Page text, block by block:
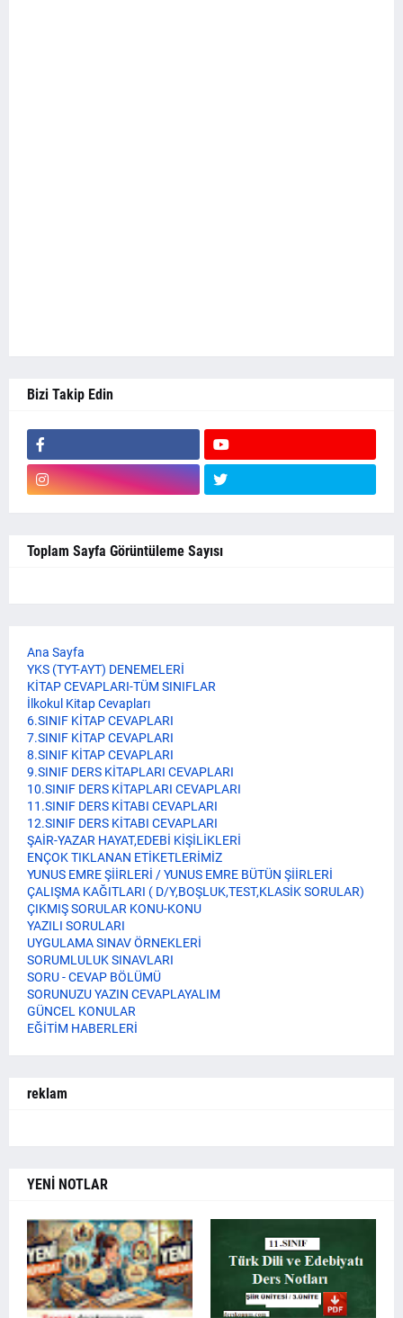
Bizi Takip Edin
Toplam Sayfa Görüntüleme Sayısı
Ana Sayfa
YKS (TYT-AYT) DENEMELERİ
KİTAP CEVAPLARI-TÜM SINIFLAR
İlkokul Kitap Cevapları
6.SINIF KİTAP CEVAPLARI
7.SINIF KİTAP CEVAPLARI
8.SINIF KİTAP CEVAPLARI
9.SINIF DERS KİTAPLARI CEVAPLARI
10.SINIF DERS KİTAPLARI CEVAPLARI
11.SINIF DERS KİTABI CEVAPLARI
12.SINIF DERS KİTABI CEVAPLARI
ŞAİR-YAZAR HAYAT,EDEBİ KİŞİLİKLERİ
ENÇOK TIKLANAN ETİKETLERİMİZ
YUNUS EMRE ŞİİRLERİ / YUNUS EMRE BÜTÜN ŞİİRLERİ
ÇALIŞMA KAĞITLARI ( D/Y,BOŞLUK,TEST,KLASİK SORULAR)
ÇIKMIŞ SORULAR KONU-KONU
YAZILI SORULARI
UYGULAMA SINAV ÖRNEKLERİ
SORUMLULUK SINAVLARI
SORU - CEVAP BÖLÜMÜ
SORUNUZU YAZIN CEVAPLAYALIM
GÜNCEL KONULAR
EĞİTİM HABERLERİ
reklam
YENİ NOTLAR